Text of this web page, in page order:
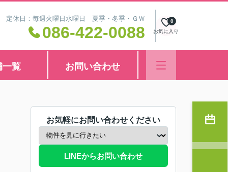
定休日：毎週火曜日水曜日 夏季・冬季・ＧＷ
086-422-0088 お気に入り
0
一覧 お問い合わせ
お気軽にお問い合わせください
LINEからお問い合わせ